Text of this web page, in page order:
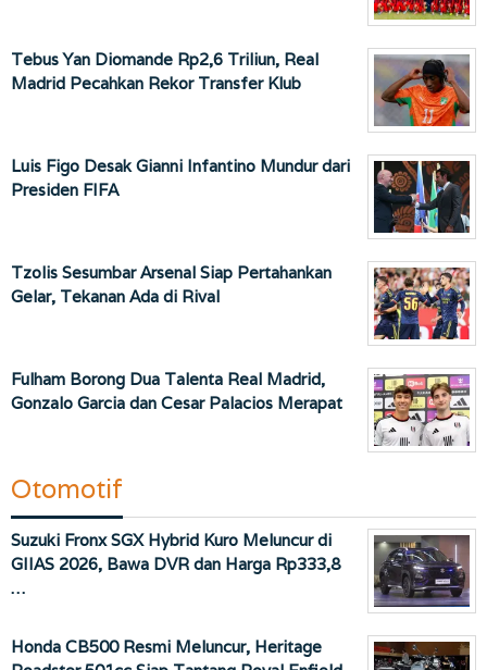
Tebus Yan Diomande Rp2,6 Triliun, Real
Madrid Pecahkan Rekor Transfer Klub
Luis Figo Desak Gianni Infantino Mundur dari
Presiden FIFA
Tzolis Sesumbar Arsenal Siap Pertahankan
Gelar, Tekanan Ada di Rival
Fulham Borong Dua Talenta Real Madrid,
Gonzalo Garcia dan Cesar Palacios Merapat
Otomotif
Suzuki Fronx SGX Hybrid Kuro Meluncur di
GIIAS 2026, Bawa DVR dan Harga Rp333,8
…
Honda CB500 Resmi Meluncur, Heritage